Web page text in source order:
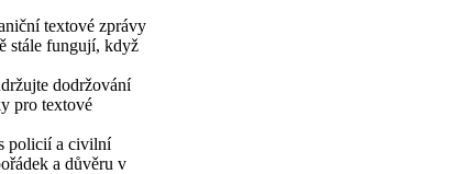
textové zprávy
stále fungují, když
dodržování
pro textové
policií a civilní
a důvěru v